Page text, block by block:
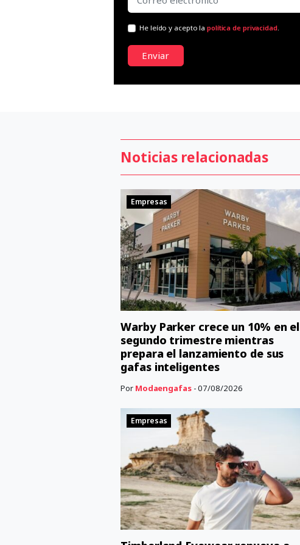
He leído y acepto lapolítica de privacidad.
Enviar
Noticias relacionadas
Empresas
Warby Parker crece un 10% en el
segundo trimestre mientras
prepara el lanzamiento de sus
gafas inteligentes
Por Modaengafas- 07/08/2026
Empresas